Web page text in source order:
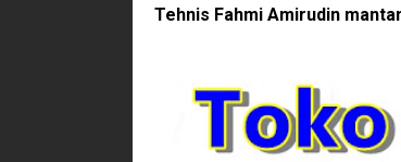
Tehnis Fahmi Amirudin